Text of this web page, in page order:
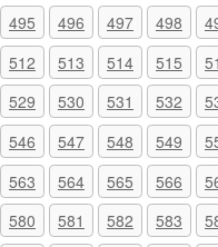
495 496 497 498
512
513 514 515
529
530 531 532
546
547 548 549
563
564 565 566
580
581 582 583